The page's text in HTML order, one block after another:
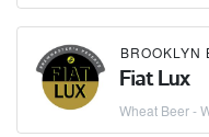
BROOKLYN
Fiat Lux
Wheat Beer -